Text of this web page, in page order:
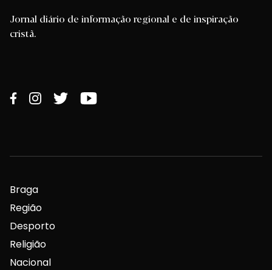
Jornal diário de informação regional e de inspiração
cristã.
Braga
Região
Desporto
Religião
Nacional